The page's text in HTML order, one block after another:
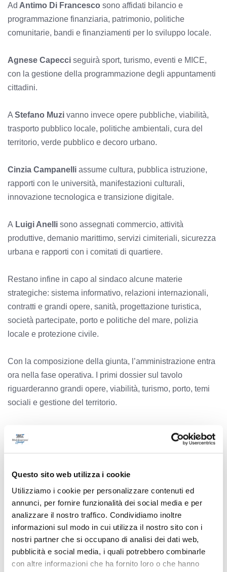
Questo sito web utilizza i cookie
Utilizziamo i cookie per personalizzare contenuti ed
annunci, per fornire funzionalità dei social media e per
analizzare il nostro traffico. Condividiamo inoltre
informazioni sul modo in cui utilizza il nostro sito con i
nostri partner che si occupano di analisi dei dati web,
pubblicità e social media, i quali potrebbero combinarle
con altre informazioni che ha fornito loro o che hanno
Ad Antimo Di Francesco sono affidati bilancio e
programmazione finanziaria, patrimonio, politiche
comunitarie, bandi e finanziamenti per lo sviluppo locale.
Agnese Capecci seguirà sport, turismo, eventi e MICE,
con la gestione della programmazione degli appuntamenti
cittadini.
A Stefano Muzi vanno invece opere pubbliche, viabilità,
trasporto pubblico locale, politiche ambientali, cura del
territorio, verde pubblico e decoro urbano.
Cinzia Campanelli assume cultura, pubblica istruzione,
rapporti con le università, manifestazioni culturali,
innovazione tecnologica e transizione digitale.
A Luigi Anelli sono assegnati commercio, attività
produttive, demanio marittimo, servizi cimiteriali, sicurezza
urbana e rapporti con i comitati di quartiere.
Restano infine in capo al sindaco alcune materie
strategiche: sistema informativo, relazioni internazionali,
contratti e grandi opere, sanità, progettazione turistica,
società partecipate, porto e politiche del mare, polizia
locale e protezione civile.
Con la composizione della giunta, l’amministrazione entra
ora nella fase operativa. I primi dossier sul tavolo
riguarderanno grandi opere, viabilità, turismo, porto, temi
sociali e gestione del territorio.
Precedente
Successivo
Montalto delle Marche - Il borgo rinasce con il Pnrr:
nove cantieri e nuovi investimenti